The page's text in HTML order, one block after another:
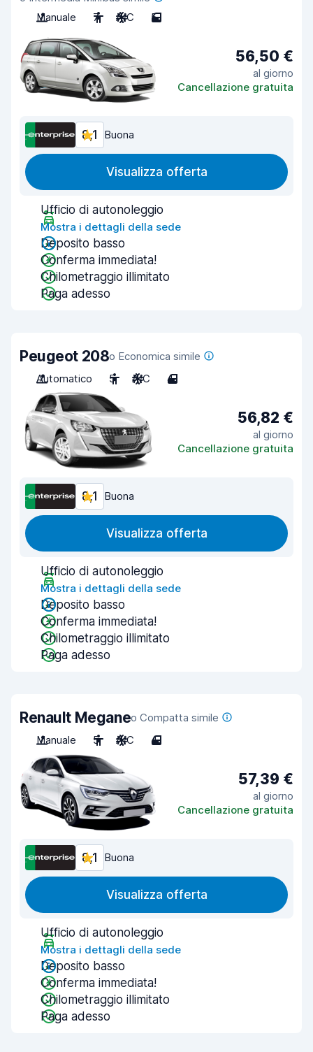
Manuale
7 A/C 5
56,50 €
al giorno
Cancellazione gratuita
8,1 Buona
Visualizza offerta
Ufficio di autonoleggio
Mostra i dettagli della sede
Deposito basso
Conferma immediata!
Chilometraggio illimitato
Paga adesso
Peugeot 208o Economica simile
Automatico
5 A/C 4
56,82 €
al giorno
Cancellazione gratuita
8,1 Buona
Visualizza offerta
Ufficio di autonoleggio
Mostra i dettagli della sede
Deposito basso
Conferma immediata!
Chilometraggio illimitato
Paga adesso
Renault Meganeo Compatta simile
Manuale
5 A/C 4
57,39 €
al giorno
Cancellazione gratuita
8,1 Buona
Visualizza offerta
Ufficio di autonoleggio
Mostra i dettagli della sede
Deposito basso
Conferma immediata!
Chilometraggio illimitato
Paga adesso